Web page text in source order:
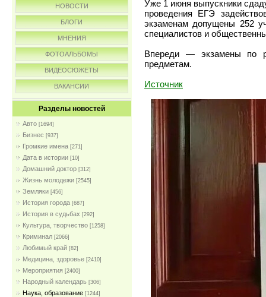
НОВОСТИ
БЛОГИ
МНЕНИЯ
ФОТОАЛЬБОМЫ
ВИДЕОСЮЖЕТЫ
ВАКАНСИИ
Разделы новостей
Авто [1694]
Бизнес [937]
Громкие имена [271]
Дата в истории [10]
Домашний доктор [312]
Жизнь молодежи [2545]
Земляки [456]
История города [687]
История в судьбах [292]
Культура, творчество [1258]
Криминал [2066]
Любимый край [82]
Медицина, здоровье [2410]
Мероприятия [2400]
Народный календарь [306]
Наука, образование [1244]
Уже 1 июня выпускники
проведения ЕГЭ
экзаменам допущены 252
специалистов и
Впереди — экзамены по
предметам.
Источник